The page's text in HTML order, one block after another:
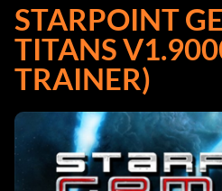
STARPOINT
TITANS
TRAINER)